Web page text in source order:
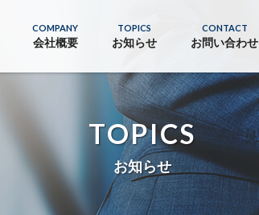
COMPANY
会社概要
TOPICS
お知らせ
CONTACT
お問い合わせ
TOPICS
お知らせ